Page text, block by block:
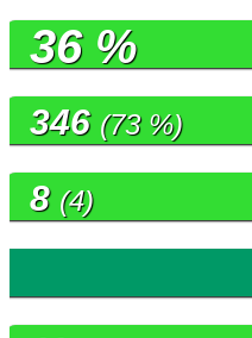
36 %
346 (73 %)
8 (4)